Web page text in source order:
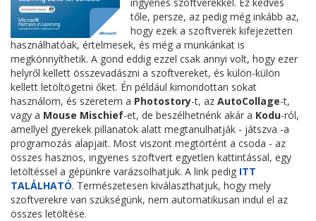
tőle, persze, az pedig még inkább az,
hogy ezek a szoftverek kifejezetten
használhatóak, értelmesek, és még a munkánkat is
megkönnyíthetik. A gond eddig ezzel csak annyi volt, hogy ezer
helyről kellett összevadászni a szoftvereket, és külön-külön
kellett letöltögetni őket. Én például kimondottan sokat
használom, és szeretem a Photostory-t, az AutoCollage-t,
vagy a Mouse Mischief-et, de beszélhetnénk akár a Kodu-ról,
amellyel gyerekek pillanatok alatt megtanulhatják - játszva -a
programozás alapjait. Most viszont megtörtént a csoda - az
összes hasznos, ingyenes szoftvert egyetlen kattintással, egy
letöltéssel a gépünkre varázsolhatjuk. A link pedig ITT
TALÁLHATÓ. Természetesen kiválaszthatjuk, hogy mely
szoftverekre van szükségünk, nem automatikusan indul el az
összes letöltése.